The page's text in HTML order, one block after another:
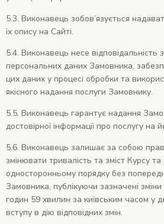
5.3. Виконавець зобов’язується
їх опису на Сайті.
5.4. Виконавець несе відповідальність
персональних даних Замовника,
цих даних у процесі обробки та
якісного надання послуги Замовнику.
5.5. Виконавець гарантує надання
достовірної інформації про послугу на
5.6. Виконавець залишає за собою
змінювати тривалість та зміст Курсу
односторонньому порядку без
Замовника, публікуючи зазначені
годин 59 хвилин за київським часом у
вступу в дію відповідних змін.